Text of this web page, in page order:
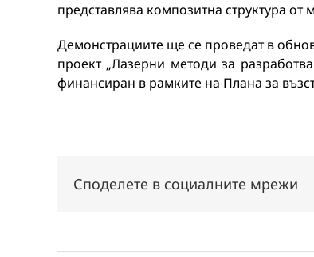
представлява композитна структура
Демонстрациите ще се проведат в
проект „Лазерни методи за
финансиран в рамките на Плана за
Споделете в социалните мрежи